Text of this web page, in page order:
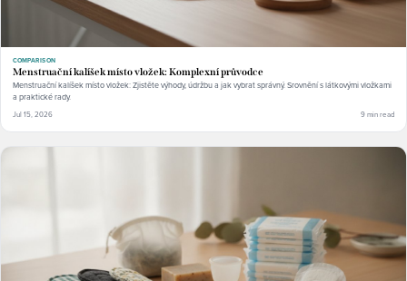
COMPARISON
Menstruační kalíšek místo vložek: Komplexní průvodce
Menstruační kalíšek místo vložek: Zjistěte výhody, údržbu a jak vybrat správný. Srovnění s látkovými vložkami
a praktické rady.
Jul 15, 2026 9 min read